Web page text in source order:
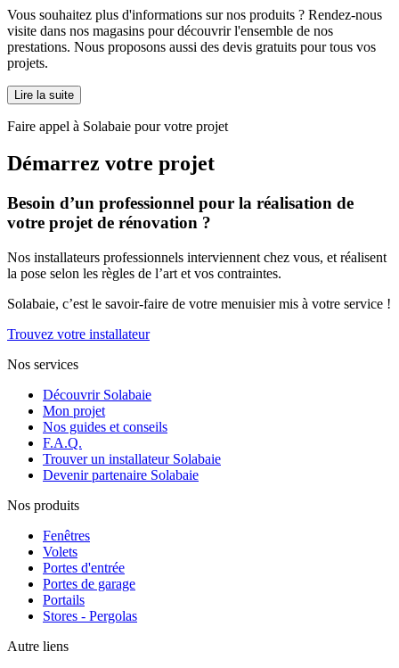
Vous souhaitez plus d'informations sur nos produits ? Rendez-nous
visite dans nos magasins pour découvrir l'ensemble de nos
prestations. Nous proposons aussi des devis gratuits pour tous vos
projets.
Lire la suite
Faire appel à Solabaie pour votre projet
Démarrez votre projet
Besoin d’un professionnel pour la réalisation de
votre projet de rénovation ?
Nos installateurs professionnels interviennent chez vous, et réalisent
la pose selon les règles de l’art et vos contraintes.
Solabaie, c’est le savoir-faire de votre menuisier mis à votre service !
Trouvez votre installateur
Nos services
Découvrir Solabaie
Mon projet
Nos guides et conseils
F.A.Q.
Trouver un installateur Solabaie
Devenir partenaire Solabaie
Nos produits
Fenêtres
Volets
Portes d'entrée
Portes de garage
Portails
Stores - Pergolas
Autre liens